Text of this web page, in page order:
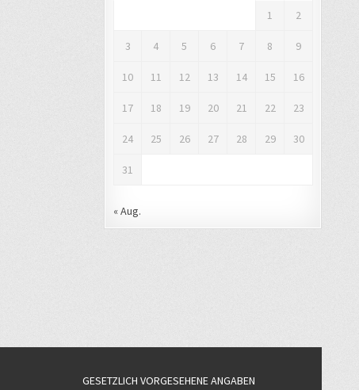
1 2
3 4 5 6 7 8 9
10 11 12 13 14 15 16
17 18 19 20 21 22 23
24 25 26 27 28 29 30
31
« Aug.
GESETZLICH VORGESEHENE ANGABEN